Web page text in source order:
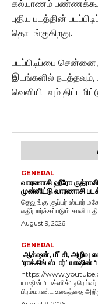
கல்யாணம்
புதிய படத்தின்
தொடங்குகிறது.
படப்பிடிப்பை
இடங்களில்
வெளியிடவும்
GENERAL
வாரணாசி ஹீரோ
முன்னிட்டு வாரணாசி
தெலுங்கு சூப்பர் ஸ்டார்
எதிர்பார்க்கப்படும் காவிய
August 9, 2026
GENERAL
ஆக்‌ஷன், மீட்சி, அழிவு
‘ராக்கிங் ஸ்டார்’ யாஷின்
https://
யாஷின் ‘டாக்ஸிக்’